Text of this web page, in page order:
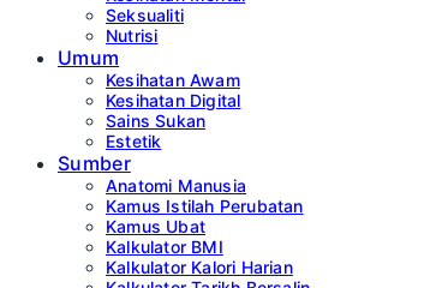
Seksualiti
Nutrisi
Umum
Kesihatan Awam
Kesihatan Digital
Sains Sukan
Estetik
Sumber
Anatomi Manusia
Kamus Istilah Perubatan
Kamus Ubat
Kalkulator BMI
Kalkulator Kalori Harian